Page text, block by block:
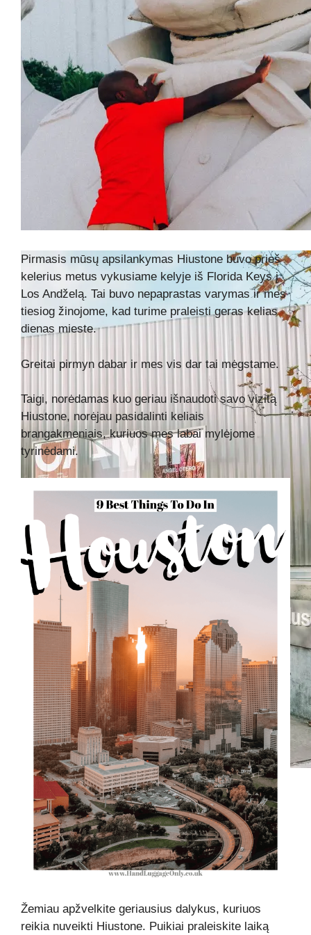
Pirmasis mūsų apsilankymas Hiustone buvo prieš
kelerius metus vykusiame kelyje iš Florida Keys į
Los Andželą. Tai buvo nepaprastas varymas ir mes
tiesiog žinojome, kad turime praleisti geras kelias
dienas mieste.
Greitai pirmyn dabar ir mes vis dar tai mėgstame.
Taigi, norėdamas kuo geriau išnaudoti savo vizitą
Hiustone, norėjau pasidalinti keliais
brangakmeniais, kuriuos mes labai mylėjome
tyrinėdami.
Žemiau apžvelkite geriausius dalykus, kuriuos
reikia nuveikti Hiustone. Puikiai praleiskite laiką